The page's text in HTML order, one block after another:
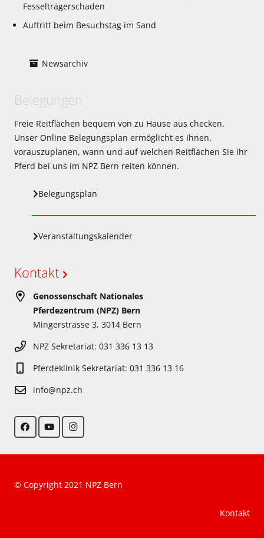
Fesselträgerschaden
Auftritt beim Besuchstag im Sand
Newsarchiv
Belegungen
Freie Reitflächen bequem von zu Hause aus checken.
Unser Online Belegungsplan ermöglicht es Ihnen,
vorauszuplanen, wann und auf welchen Reitflächen Sie Ihr
Pferd bei uns im NPZ Bern reiten können.
Belegungsplan
Veranstaltungskalender
Kontakt
Genossenschaft Nationales
Pferdezentrum (NPZ) Bern
Mingerstrasse 3, 3014 Bern
NPZ Sekretariat: 031 336 13 13
Pferdeklinik Sekretariat: 031 336 13 16
info@npz.ch
© Copyright 2021 NPZ Bern
Kontakt